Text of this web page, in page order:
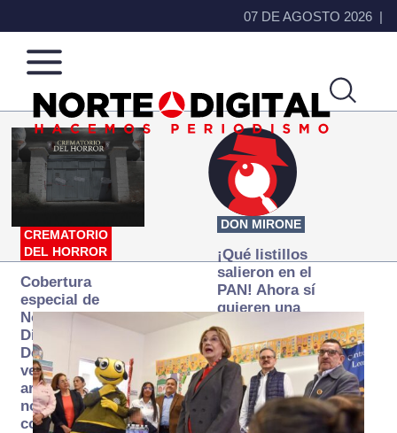
07 DE AGOSTO 2026
Norte
de
Ciudad
Más
que
noticias,
hacemos periodismo
CREMATORIO
DEL HORROR
Cobertura
especial de
Norte
Digital:
Donde la
verdad
arde… pero
no se
consume
DON MIRONE
¡Qué listillos
salieron en el
PAN! Ahora sí
quieren una
Fiscalía
autónoma… y
transexenal